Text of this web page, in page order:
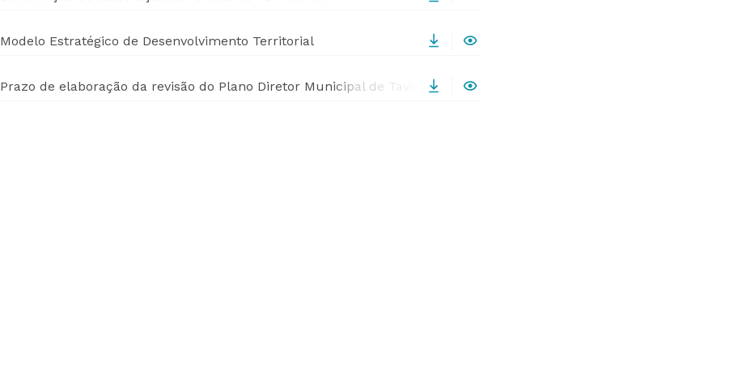
Modelo Estratégico de Desenvolvimento Territorial
Prazo de elaboração da revisão do Plano Diretor Municipal de Tavira